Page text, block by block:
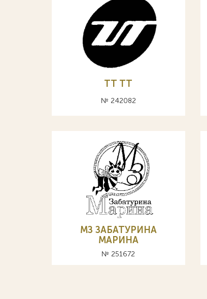
TT ТТ
№ 242082
МЗ ЗАБАТУРИНА
МАРИНА
№ 251672